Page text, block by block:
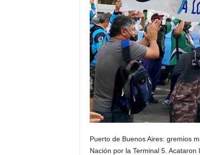
Puerto de Buenos Aires: gremios
Nación por la Terminal 5.